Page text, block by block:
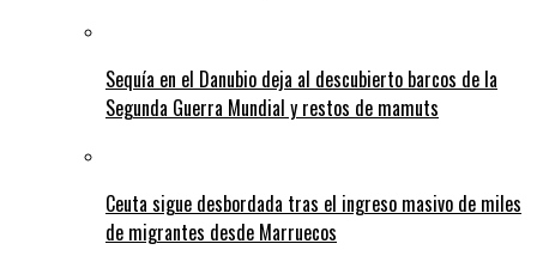
Sequía en el Danubio deja al descubierto barcos de la
Segunda Guerra Mundial y restos de mamuts
Ceuta sigue desbordada tras el ingreso masivo de miles
de migrantes desde Marruecos